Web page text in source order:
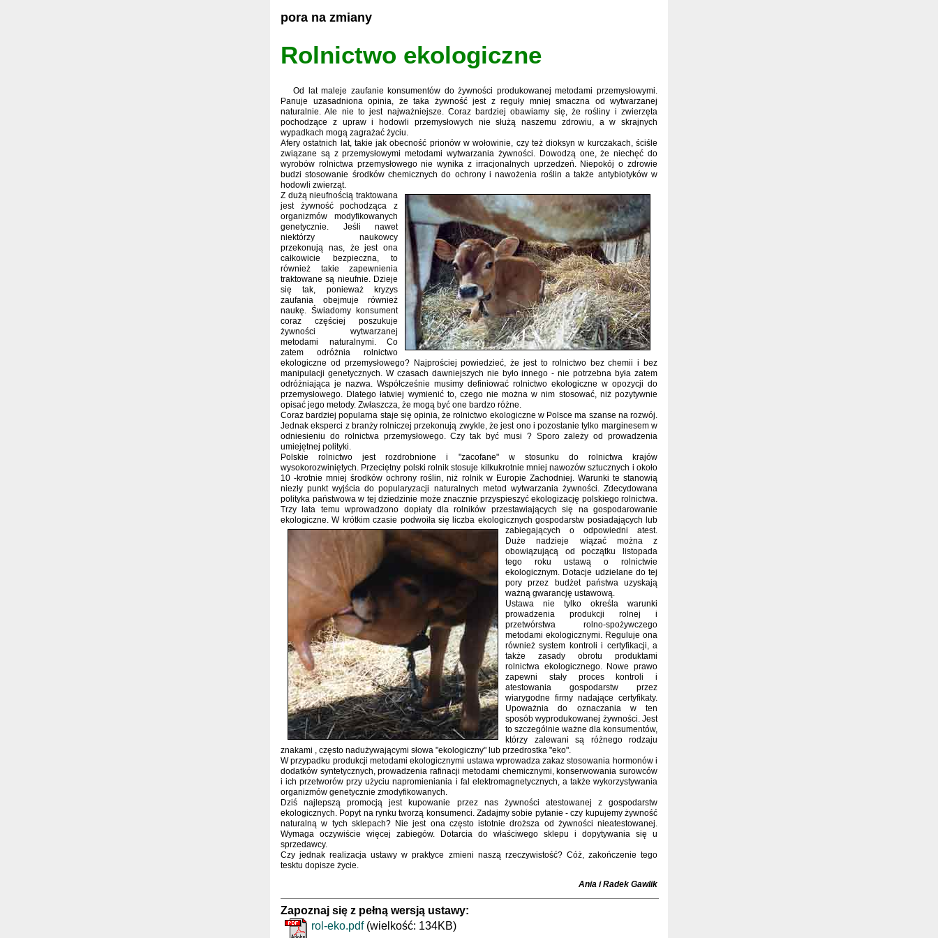
pora na zmiany
Rolnictwo ekologiczne
Od lat maleje zaufanie konsumentów do żywności produkowanej metodami przemysłowymi.
Panuje uzasadniona opinia, że taka żywność jest z reguły mniej smaczna od wytwarzanej
naturalnie. Ale nie to jest najważniejsze. Coraz bardziej obawiamy się, że rośliny i zwierzęta
pochodzące z upraw i hodowli przemysłowych nie służą naszemu zdrowiu, a w skrajnych
wypadkach mogą zagrażać życiu.
Afery ostatnich lat, takie jak obecność prionów w wołowinie, czy też dioksyn w kurczakach, ściśle
związane są z przemysłowymi metodami wytwarzania żywności. Dowodzą one, że niechęć do
wyrobów rolnictwa przemysłowego nie wynika z irracjonalnych uprzedzeń. Niepokój o zdrowie
budzi stosowanie środków chemicznych do ochrony i nawożenia roślin a także antybiotyków w
hodowli zwierząt.
Z dużą nieufnością traktowana
jest żywność pochodząca z
organizmów modyfikowanych
genetycznie. Jeśli nawet
niektórzy naukowcy
przekonują nas, że jest ona
całkowicie bezpieczna, to
również takie zapewnienia
traktowane są nieufnie. Dzieje
się tak, ponieważ kryzys
zaufania obejmuje również
naukę. Świadomy konsument
coraz częściej poszukuje
żywności wytwarzanej
metodami naturalnymi. Co
zatem odróżnia rolnictwo
ekologiczne od przemysłowego? Najprościej powiedzieć, że jest to rolnictwo bez chemii i bez
manipulacji genetycznych. W czasach dawniejszych nie było innego - nie potrzebna była zatem
odróżniająca je nazwa. Współcześnie musimy definiować rolnictwo ekologiczne w opozycji do
przemysłowego. Dlatego łatwiej wymienić to, czego nie można w nim stosować, niż pozytywnie
opisać jego metody. Zwłaszcza, że mogą być one bardzo różne.
Coraz bardziej popularna staje się opinia, że rolnictwo ekologiczne w Polsce ma szanse na rozwój.
Jednak eksperci z branży rolniczej przekonują zwykle, że jest ono i pozostanie tylko marginesem w
odniesieniu do rolnictwa przemysłowego. Czy tak być musi ? Sporo zależy od prowadzenia
umiejętnej polityki.
Polskie rolnictwo jest rozdrobnione i "zacofane" w stosunku do rolnictwa krajów
wysokorozwiniętych. Przeciętny polski rolnik stosuje kilkukrotnie mniej nawozów sztucznych i około
10 -krotnie mniej środków ochrony roślin, niż rolnik w Europie Zachodniej. Warunki te stanowią
niezły punkt wyjścia do popularyzacji naturalnych metod wytwarzania żywności. Zdecydowana
polityka państwowa w tej dziedzinie może znacznie przyspieszyć ekologizację polskiego rolnictwa.
Trzy lata temu wprowadzono dopłaty dla rolników przestawiających się na gospodarowanie
ekologiczne. W krótkim czasie podwoiła się liczba ekologicznych gospodarstw posiadających lub
zabiegających o odpowiedni atest.
Duże nadzieje wiązać można z
obowiązującą od początku listopada
tego roku ustawą o rolnictwie
ekologicznym. Dotacje udzielane do tej
pory przez budżet państwa uzyskają
ważną gwarancję ustawową.
Ustawa nie tylko określa warunki
prowadzenia produkcji rolnej i
przetwórstwa rolno-spożywczego
metodami ekologicznymi. Reguluje ona
również system kontroli i certyfikacji, a
także zasady obrotu produktami
rolnictwa ekologicznego. Nowe prawo
zapewni stały proces kontroli i
atestowania gospodarstw przez
wiarygodne firmy nadające certyfikaty.
Upoważnia do oznaczania w ten
sposób wyprodukowanej żywności. Jest
to szczególnie ważne dla konsumentów,
którzy zalewani są różnego rodzaju
znakami , często nadużywającymi słowa "ekologiczny" lub przedrostka "eko".
W przypadku produkcji metodami ekologicznymi ustawa wprowadza zakaz stosowania hormonów i
dodatków syntetycznych, prowadzenia rafinacji metodami chemicznymi, konserwowania surowców
i ich przetworów przy użyciu napromieniania i fal elektromagnetycznych, a także wykorzystywania
organizmów genetycznie zmodyfikowanych.
Dziś najlepszą promocją jest kupowanie przez nas żywności atestowanej z gospodarstw
ekologicznych. Popyt na rynku tworzą konsumenci. Zadajmy sobie pytanie - czy kupujemy żywność
naturalną w tych sklepach? Nie jest ona często istotnie droższa od żywności nieatestowanej.
Wymaga oczywiście więcej zabiegów. Dotarcia do właściwego sklepu i dopytywania się u
sprzedawcy.
Czy jednak realizacja ustawy w praktyce zmieni naszą rzeczywistość? Cóż, zakończenie tego
tesktu dopisze życie.
Ania i Radek Gawlik
Zapoznaj się z pełną wersją ustawy:
rol-eko.pdf(wielkość: 134KB)